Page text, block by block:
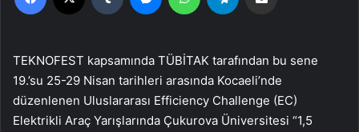
TEKNOFEST kapsamında TÜBİTAK tarafından bu sene
19.’su 25-29 Nisan tarihleri arasında Kocaeli’nde
düzenlenen Uluslararası Efficiency Challenge (EC)
Elektrikli Araç Yarışlarında Çukurova Üniversitesi “1,5